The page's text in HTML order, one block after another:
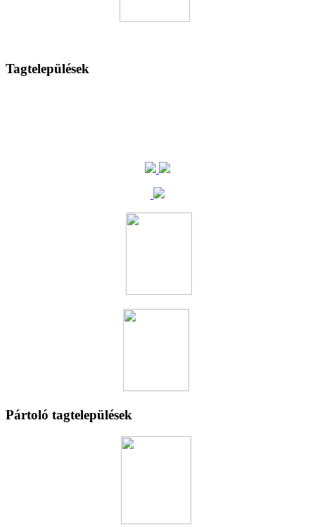
Tagtelepülések
Pártoló tagtelepülések